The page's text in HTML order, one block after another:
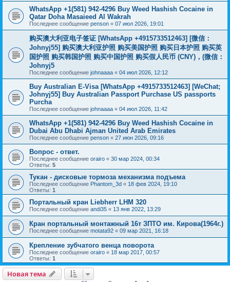
WhatsApp +1(581) 942-4296 Buy Weed Hashish Cocaine in
Qatar Doha Masaieed Al Wakrah
Последнее сообщение penson « 07 июл 2026, 19:01
购买澳大利亚电子签证 [WhatsApp +4915733512463] [微信：
Johnyj55] 购买澳大利亚护照 购买美国护照 购买日本护照 购买英
国护照 购买韩国护照 购买中国护照 购买假人民币 (CNY)，(微信：
Johnyj5
Последнее сообщение johnaaaa « 04 июл 2026, 12:12
Buy Australian E-Visa [WhatsApp +4915733512463] [WeChat;
Johnyj55] Buy Australian Passport Purchase US passports
Purcha
Последнее сообщение johnaaaa « 04 июл 2026, 11:42
WhatsApp +1(581) 942-4296 Buy Weed Hashish Cocaine in
Dubai Abu Dhabi Ajman United Arab Emirates
Последнее сообщение penson « 27 июн 2026, 09:16
Вопрос - ответ.
Последнее сообщение orairo « 30 мар 2024, 00:34
Ответы: 5
Тукан - дисковые тормоза механизма подъема
Последнее сообщение Phantom_3d « 18 фев 2024, 19:10
Ответы: 1
Портальный кран Liebherr LHM 320
Последнее сообщение andi35 « 13 янв 2022, 13:29
Кран портальный монтажный 16т ЗПТО им. Кирова(1964г.)
Последнее сообщение motata92 « 09 мар 2021, 16:18
Крепление зубчатого венца поворота
Последнее сообщение orairo « 18 мар 2017, 00:57
Ответы: 1
Новая тема